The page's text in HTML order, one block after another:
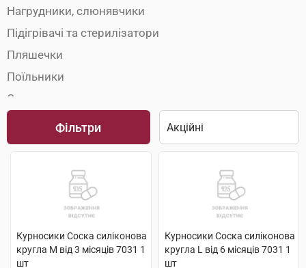
Нагрудники, слюнявчики
Підігрівачі та стерилізатори
Пляшечки
Поїльники
Соски для пляшечок
Термоси для пляшечок
Термосумки
Фільтри
Курносики Соска силіконова
кругла M від 3 місяців 7031 1
шт
Курносики Соска силіконова
кругла L від 6 місяців 7031 1
шт